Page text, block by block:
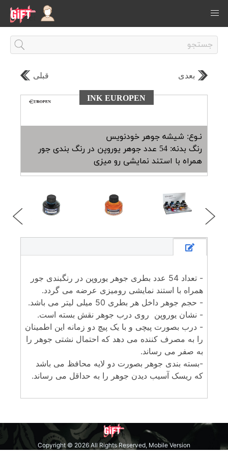
قبلی بعدی
INK EUROPEN
نـوع: شیشه جوهر خودنویس
رنگ بدنه: 54 عدد جوهر یوروپن در رنگ بندی جور
همراه با استند نمایشی رو میزی
- تعداد 54 عدد بطری جوهر یوروپن در رنگبندی جور
همراه با استند نمایشی رومیزی عرضه می گردد.
- حجم جوهر داخل هر بطری 50 میلی لیتر می باشد.
- نشان یوروپن روی درب جوهر نقش بسته است.
- درب بصورت پیچی و با یک پیچ دو زمانه این اطمینان
را به مصرف کننده می دهد که احتمال نشتی جوهر را
به صفر می رساند.
-بسته بندی جوهر بصورت دو لایه محافظ می باشد
که ریسک آسیب دیدن جوهر را به حداقل می رساند.
Copyright © 2026 All Rights Reserved, Mobile Version